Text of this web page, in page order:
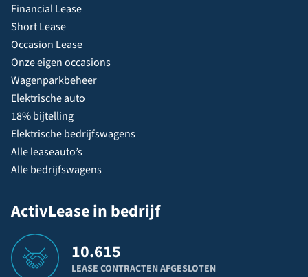
Financial Lease
Short Lease
Occasion Lease
Onze eigen occasions
Wagenparkbeheer
Elektrische auto
18% bijtelling
Elektrische bedrijfswagens
Alle leaseauto’s
Alle bedrijfswagens
ActivLease in bedrijf
10.615
LEASE CONTRACTEN AFGESLOTEN